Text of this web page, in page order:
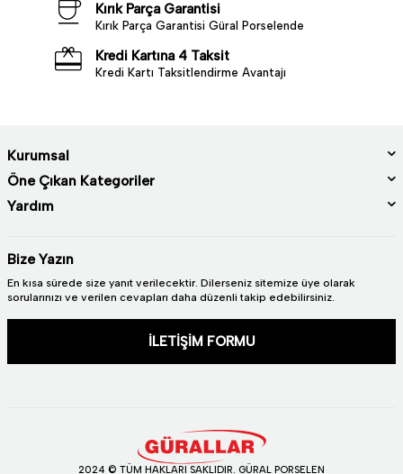
Kırık Parça Garantisi
Kırık Parça Garantisi Güral Porselende
Kredi Kartına 4 Taksit
Kredi Kartı Taksitlendirme Avantajı
Kurumsal
Öne Çıkan Kategoriler
Yardım
Bize Yazın
En kısa sürede size yanıt verilecektir. Dilerseniz sitemize üye olarak
sorularınızı ve verilen cevapları daha düzenli takip edebilirsiniz.
İLETİŞİM FORMU
2024 © TÜM HAKLARI SAKLIDIR. GÜRAL PORSELEN